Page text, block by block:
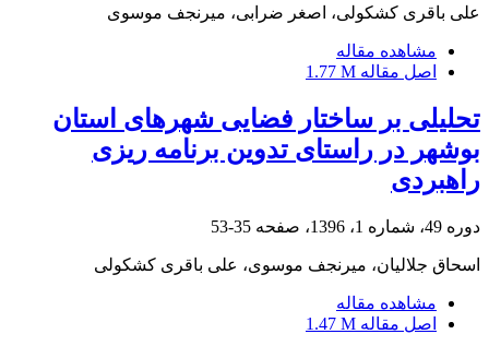
علی باقری کشکولی، اصغر ضرابی، میرنجف موسوی
مشاهده مقاله
اصل مقاله 1.77 M
تحلیلی بر ساختار فضایی شهرهای استان
بوشهر در راستای تدوین برنامه ریزی
راهبردی
دوره 49، شماره 1، 1396، صفحه 35-53
اسحاق جلالیان، میرنجف موسوی، علی باقری کشکولی
مشاهده مقاله
اصل مقاله 1.47 M